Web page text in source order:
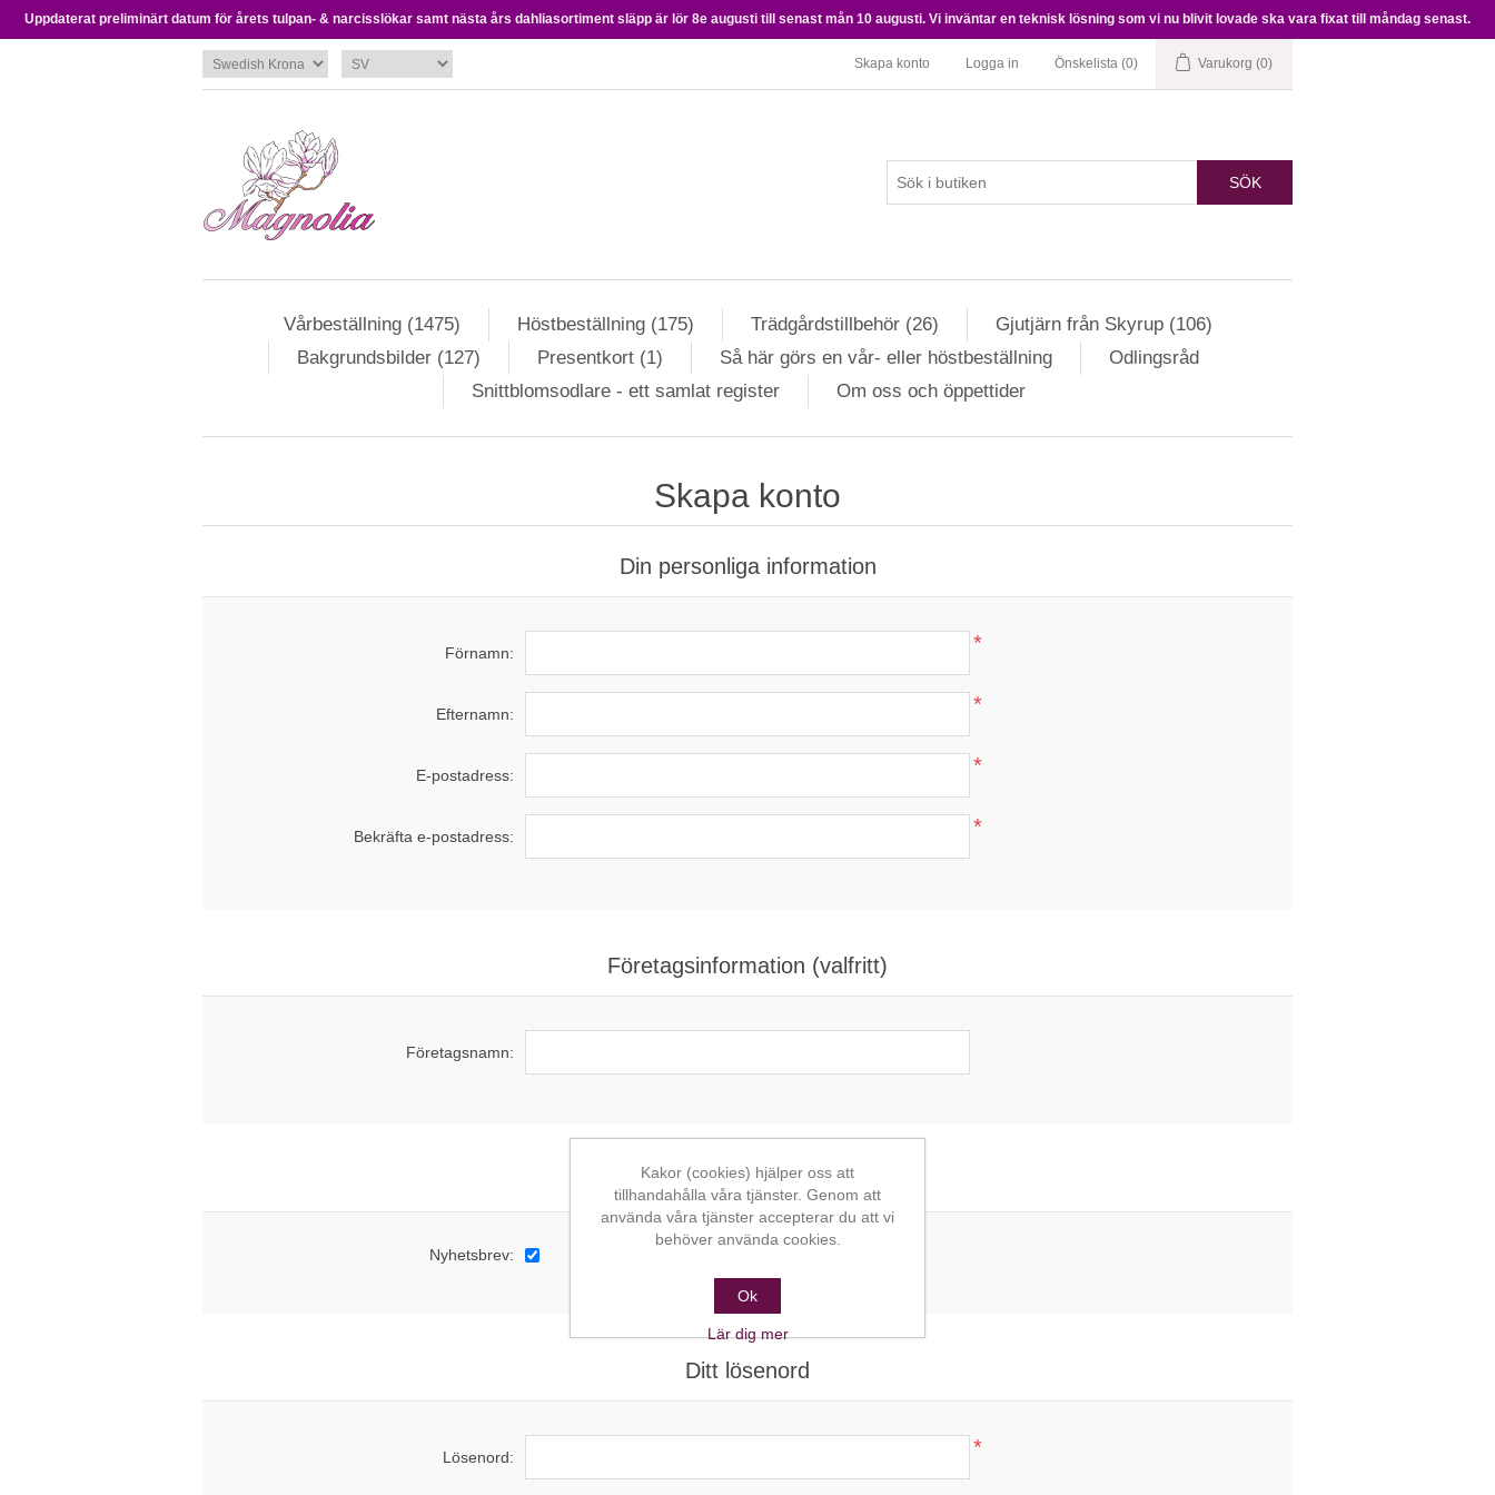
Uppdaterat preliminärt datum för årets tulpan- & narcisslökar samt nästa års dahliasortiment släpp är lör 8e augusti till senast mån 10 augusti. Vi inväntar en teknisk lösning som vi nu blivit lovade ska vara fixat till måndag senast.
Skapa konto Logga in Önskelista (0) Varukorg (0)
SÖK
Vårbeställning (1475) Höstbeställning (175) Trädgårdstillbehör (26)
Gjutjärn från Skyrup (106)
Bakgrundsbilder (127)
Presentkort (1) Så här görs en vår- eller höstbeställning
Odlingsråd
Snittblomsodlare - ett samlat register
Om oss och öppettider
Skapa konto
Din personliga information
Förnamn: *
Efternamn: *
E-postadress: *
Bekräfta e-postadress: *
Företagsinformation (valfritt)
Företagsnamn:
Alternativ
Nyhetsbrev:
Ditt lösenord
Lösenord: *
Kakor (cookies) hjälper oss att
tillhandahålla våra tjänster. Genom att
använda våra tjänster accepterar du att vi
behöver använda cookies.
Ok
Lär dig mer